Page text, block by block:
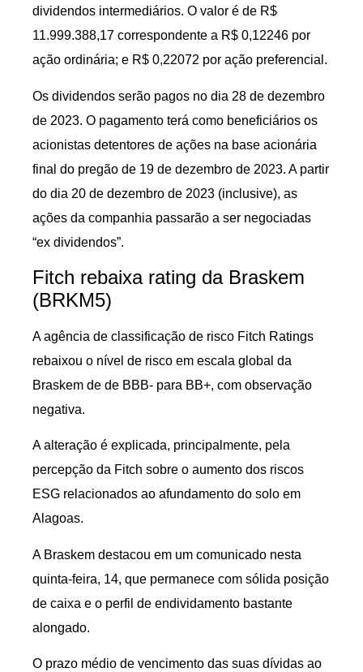
dividendos intermediários. O valor é de R$
11.999.388,17 correspondente a R$ 0,12246 por
ação ordinária; e R$ 0,22072 por ação preferencial.
Os dividendos serão pagos no dia 28 de dezembro
de 2023. O pagamento terá como beneficiários os
acionistas detentores de ações na base acionária
final do pregão de 19 de dezembro de 2023. A partir
do dia 20 de dezembro de 2023 (inclusive), as
ações da companhia passarão a ser negociadas
“ex dividendos”.
Fitch rebaixa rating da Braskem
(BRKM5)
A agência de classificação de risco Fitch Ratings
rebaixou o nível de risco em escala global da
Braskem de de BBB- para BB+, com observação
negativa.
A alteração é explicada, principalmente, pela
percepção da Fitch sobre o aumento dos riscos
ESG relacionados ao afundamento do solo em
Alagoas.
A Braskem destacou em um comunicado nesta
quinta-feira, 14, que permanece com sólida posição
de caixa e o perfil de endividamento bastante
alongado.
O prazo médio de vencimento das suas dívidas ao